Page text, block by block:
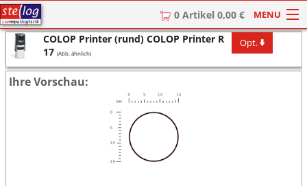
0 Artikel 0,00 € MENU
HOME
Stempel
COLOP Printer (rund) COLOP Printer R
17 (Abb. ähnlich)
Opt.
Ihre Vorschau: